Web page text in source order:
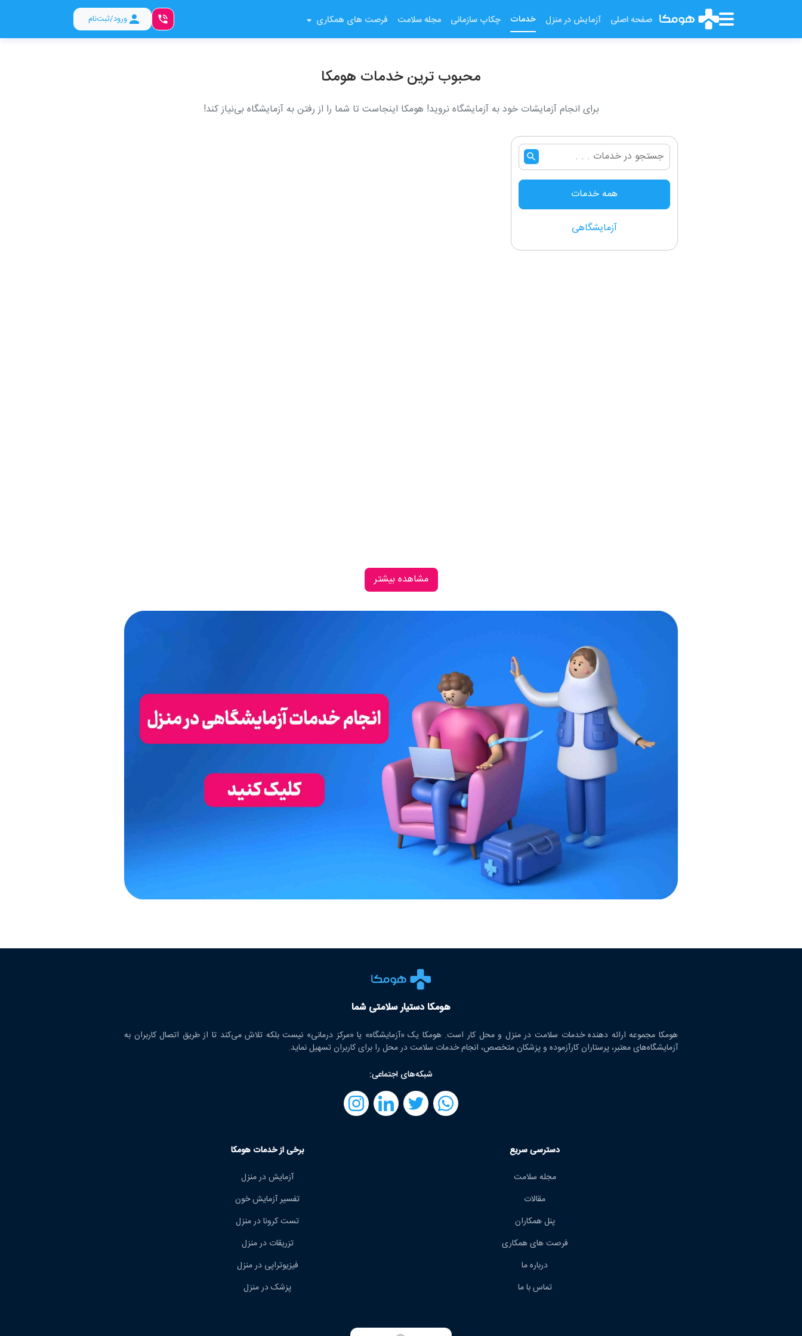
صفحه اصلی آزمایش در منزل خدمات چکاپ سازمانی مجله سلامت فرصت های همکاری ورود/ثبت‌نام
محبوب ترین خدمات هومکا
برای انجام آزمایشات خود به آزمایشگاه نروید! هومکا اینجاست تا شما را از رفتن به آزمایشگاه بی‌نیاز کند!
همه خدمات
آزمایشگاهی
مشاهده بیشتر
هومکا دستیار سلامتی شما
هومکا مجموعه ارائه‌ دهنده خدمات سلامت در منزل و محل کار است. هومکا یک «آزمایشگاه» یا «مرکز درمانی» نیست بلکه تلاش می‌کند تا از طریق اتصال کاربران به
آزمایشگاه‌های معتبر، پرستاران کارآزموده و پزشکان متخصص، انجام خدمات سلامت در محل را برای کاربران تسهیل نماید.
شبکه‌های اجتماعی:
دسترسی سریع
مجله سلامت
مقالات
پنل همکاران
فرصت های همکاری
درباره ما
تماس با ما
برخی از خدمات هومکا
آزمایش در منزل
تفسیر آزمایش خون
تست کرونا در منزل
تزریقات در منزل
فیزیوتراپی در منزل
پزشک در منزل